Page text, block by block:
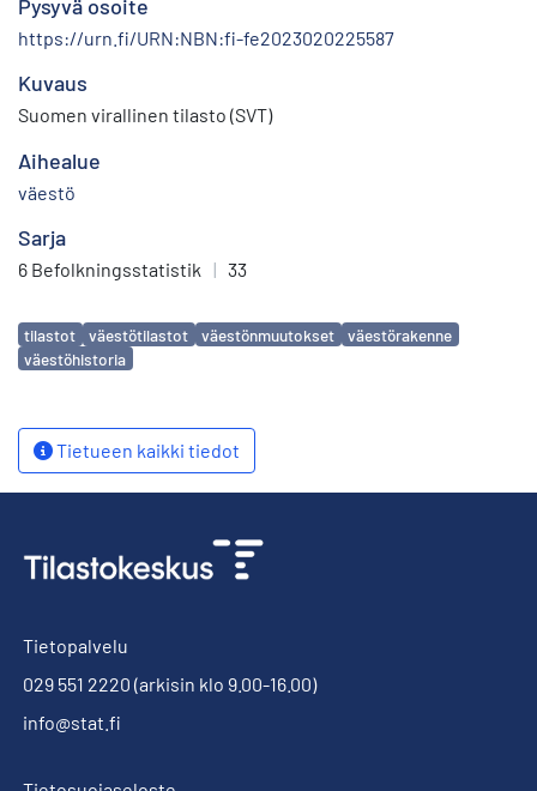
Pysyvä osoite
https://urn.fi/URN:NBN:fi-fe2023020225587
Kuvaus
Suomen virallinen tilasto (SVT)
Aihealue
väestö
Sarja
6 Befolkningsstatistik | 33
Avainsanat
tilastot väestötilastot väestönmuutokset
väestörakenne
väestöhistoria
Tietueen kaikki tiedot
Tietopalvelu
029 551 2220 (arkisin klo 9.00-16.00)
info@stat.fi